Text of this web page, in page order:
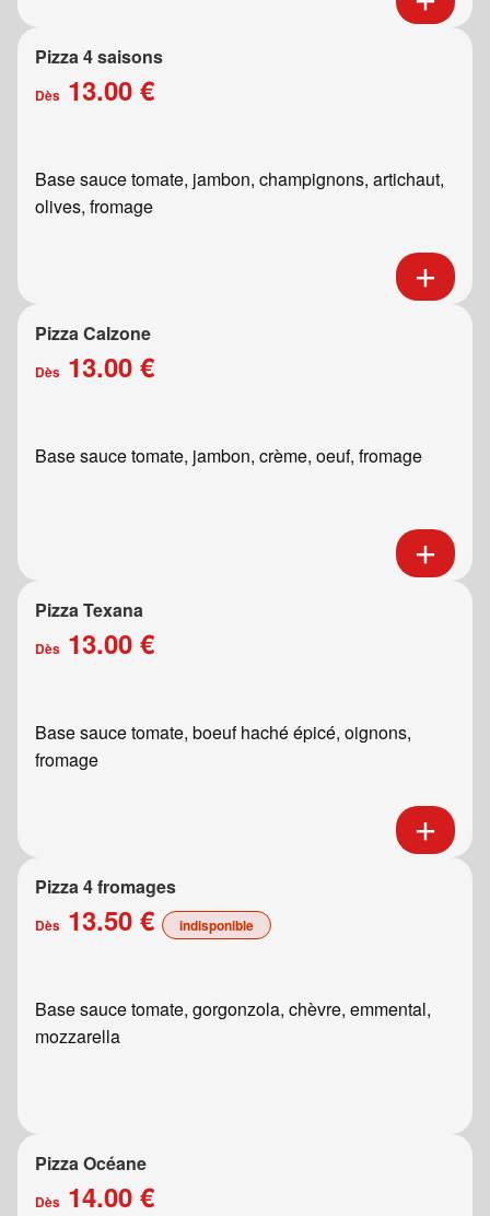
Pizza 4 saisons
Dès 13.00 €
Base sauce tomate, jambon, champignons, artichaut,
olives, fromage
Pizza Calzone
Dès 13.00 €
Base sauce tomate, jambon, crème, oeuf, fromage
Pizza Texana
Dès 13.00 €
Base sauce tomate, boeuf haché épicé, oignons,
fromage
Pizza 4 fromages
Dès 13.50 € indisponible
Base sauce tomate, gorgonzola, chèvre, emmental,
mozzarella
Pizza Océane
Dès 14.00 €